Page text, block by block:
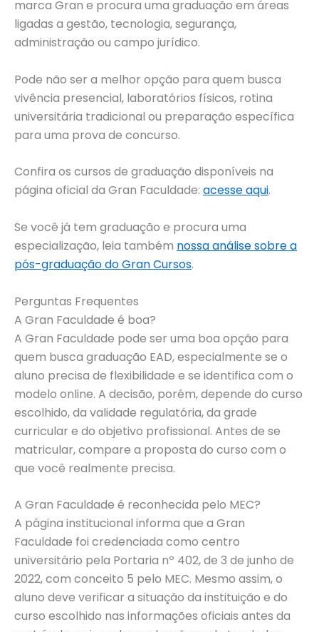
marca Gran e procura uma graduação em áreas
ligadas a gestão, tecnologia, segurança,
administração ou campo jurídico.
Pode não ser a melhor opção para quem busca
vivência presencial, laboratórios físicos, rotina
universitária tradicional ou preparação específica
para uma prova de concurso.
Confira os cursos de graduação disponíveis na
página oficial da Gran Faculdade: acesse aqui.
Se você já tem graduação e procura uma
especialização, leia também nossa análise sobre a
pós-graduação do Gran Cursos.
Perguntas Frequentes
A Gran Faculdade é boa?
A Gran Faculdade pode ser uma boa opção para
quem busca graduação EAD, especialmente se o
aluno precisa de flexibilidade e se identifica com o
modelo online. A decisão, porém, depende do curso
escolhido, da validade regulatória, da grade
curricular e do objetivo profissional. Antes de se
matricular, compare a proposta do curso com o
que você realmente precisa.
A Gran Faculdade é reconhecida pelo MEC?
A página institucional informa que a Gran
Faculdade foi credenciada como centro
universitário pela Portaria nº 402, de 3 de junho de
2022, com conceito 5 pelo MEC. Mesmo assim, o
aluno deve verificar a situação da instituição e do
curso escolhido nas informações oficiais antes da